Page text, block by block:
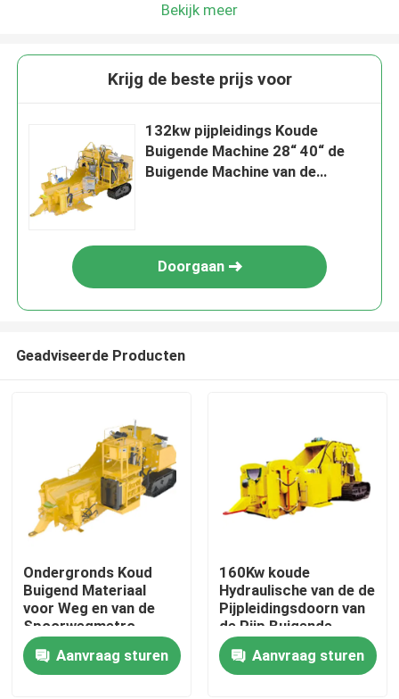
Huis
Producten
Bekijk meer
Krijg de beste prijs voor
132kw pijpleidings Koude
Buigende Machine 28“ 40“ de
Buigende Machine van de
Doorgaan
Geadviseerde Producten
Ondergronds Koud
Buigend Materiaal
voor Weg en van de
Spoorwegmetro
Tunnel
Aanvraag sturen
160Kw koude
Hydraulische van de de
Pijpleidingsdoorn van
de Pijp Buigende
Machine de
Buisbuigmachine
Aanvraag sturen